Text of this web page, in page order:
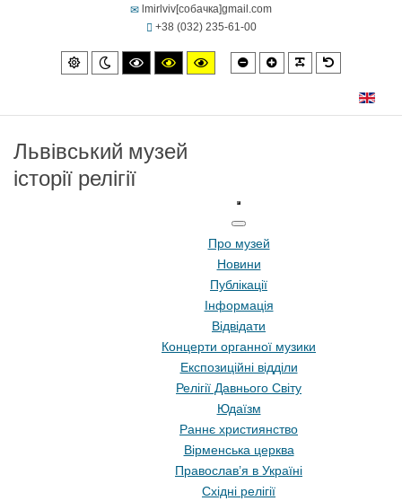
lmirlviv[собачка]gmail.com
+38 (032) 235-61-00
Default
mode
Night
mode
High
contrast
High
contrast
High
contrast
Smaller
font
Larger
font
Львівський музей
історії релігії
Про музей
Новини
Публікації
Інформація
Відвідати
Концерти органної музики
Експозиційні відділи
Релігії Давнього Світу
Юдаїзм
Раннє християнство
Вірменська церква
Православ’я в Україні
Східні релігії